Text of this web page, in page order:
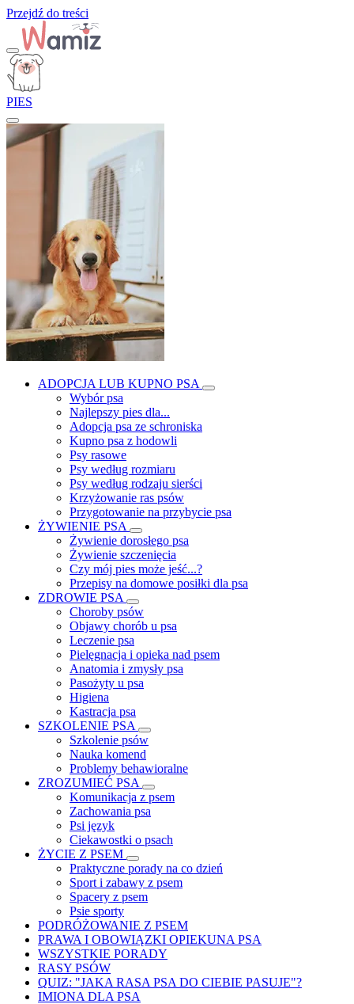
Przejdź do treści
PIES
ADOPCJA LUB KUPNO PSA
Wybór psa
Najlepszy pies dla...
Adopcja psa ze schroniska
Kupno psa z hodowli
Psy rasowe
Psy według rozmiaru
Psy według rodzaju sierści
Krzyżowanie ras psów
Przygotowanie na przybycie psa
ŻYWIENIE PSA
Żywienie dorosłego psa
Żywienie szczenięcia
Czy mój pies może jeść...?
Przepisy na domowe posiłki dla psa
ZDROWIE PSA
Choroby psów
Objawy chorób u psa
Leczenie psa
Pielęgnacja i opieka nad psem
Anatomia i zmysły psa
Pasożyty u psa
Higiena
Kastracja psa
SZKOLENIE PSA
Szkolenie psów
Nauka komend
Problemy behawioralne
ZROZUMIEĆ PSA
Komunikacja z psem
Zachowania psa
Psi język
Ciekawostki o psach
ŻYCIE Z PSEM
Praktyczne porady na co dzień
Sport i zabawy z psem
Spacery z psem
Psie sporty
PODRÓŻOWANIE Z PSEM
PRAWA I OBOWIĄZKI OPIEKUNA PSA
WSZYSTKIE PORADY
RASY PSÓW
QUIZ: "JAKA RASA PSA DO CIEBIE PASUJE"?
IMIONA DLA PSA